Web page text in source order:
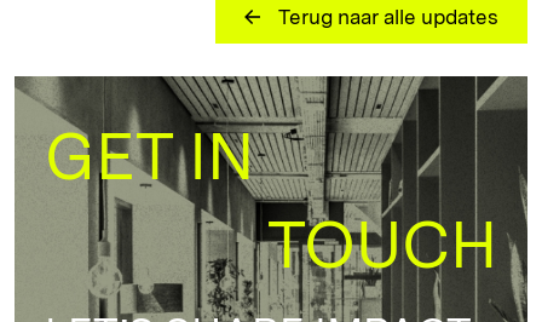
Terug naar alle updates
GET IN
TOUCH